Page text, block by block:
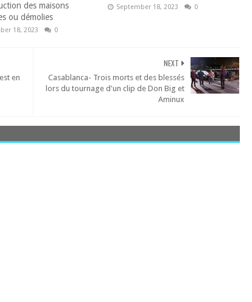
des maisons
ou démolies
18, 2023 0
September 18, 2023 0
NEXT
Casablanca- Trois morts et des blessés
lors du tournage d'un clip de Don Big et
Aminux
en